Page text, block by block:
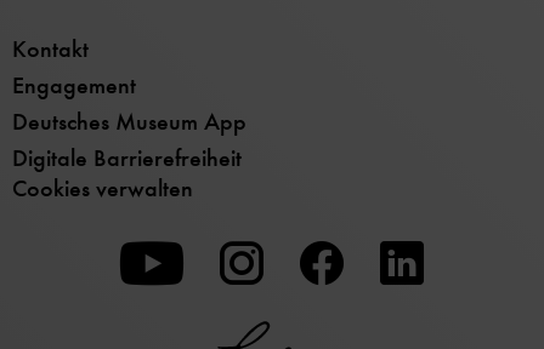
Kontakt
Engagement
Deutsches Museum App
Digitale Barrierefreiheit
Cookies verwalten
Zu
unserer
Youtube-
Zu
unserer
Instagram-
Zu
unserer